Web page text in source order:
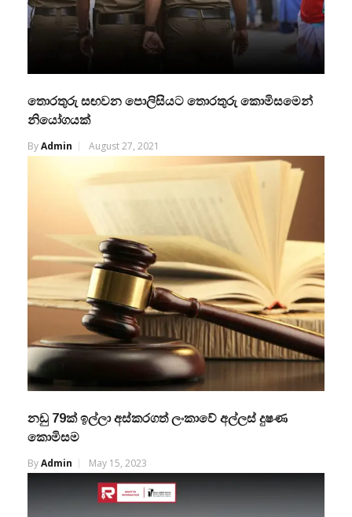
තොරතුරු සඟවන පොලිසියට තොරතුරු කොමිසමෙන්
නියෝගයක්
ByAdmin August 27, 2021
නඩු 79ක් ඉල්ලා අස්කරගත් ලංකාවේ අල්ලස් දුෂණ
කොමිසම
ByAdmin May 15, 2023